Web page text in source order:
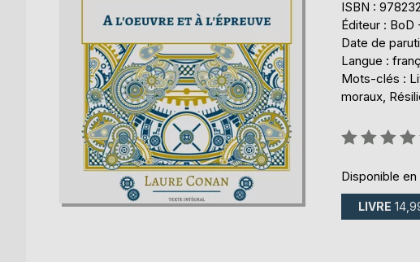
ISBN :
Éditeur : BoD
Date de
Langue :
Mots-clés :
moraux,
Évaluation:
Disponible en
LIVRE